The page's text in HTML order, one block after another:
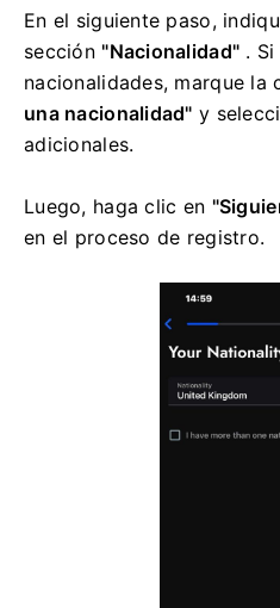
En el siguiente paso,
sección "Nacionalidad" .
nacionalidades, marque la
una nacionalidad" y
adicionales.
Luego, haga clic en
en el proceso de registro.